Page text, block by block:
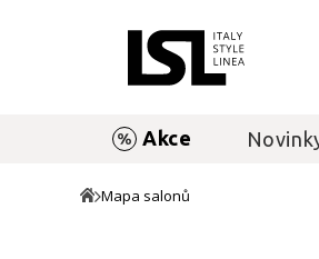
Akce
Mapa salonů